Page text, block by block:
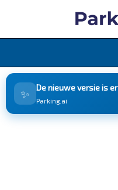
M
m
e
i
✨ De nieuwe versie is er
Parking.ai